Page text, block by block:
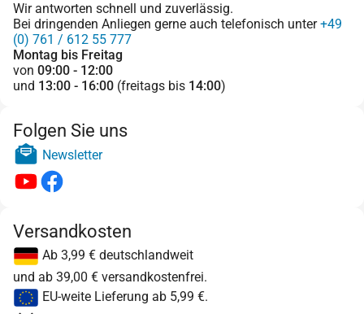
Wir antworten schnell und zuverlässig.
Bei dringenden Anliegen gerne auch telefonisch unter+49
(0) 761 / 612 55 777
Montag bis Freitag
von 09:00 - 12:00
und 13:00 - 16:00 (freitags bis 14:00)
Folgen Sie uns
Newsletter
Versandkosten
Ab 3,99 € deutschlandweit
und ab 39,00 € versandkostenfrei.
EU-weite Lieferung ab 5,99 €.